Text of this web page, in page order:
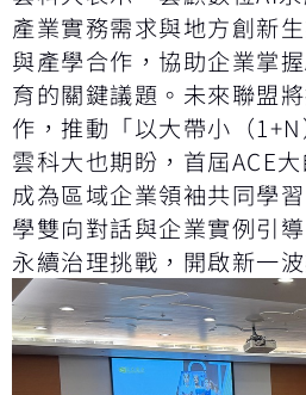
產業實務需求與地方創新
與產學合作，協助企業掌
育的關鍵議題。未來聯盟
作，推動「以大帶小（
雲科大也期盼，首屆ACE
成為區域企業領袖共同學
學雙向對話與企業實例引
永續治理挑戰，開啟新一